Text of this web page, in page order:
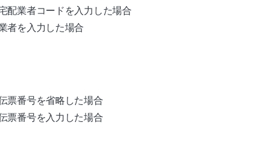
配業者コードを入力した場合
者を入力した場合
票番号を省略した場合
票番号を入力した場合